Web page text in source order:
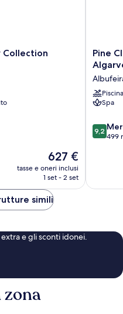
Collection
Il
prezzo
attuale
627 €
627 €
tasse e oneri inclusi
1 set - 2 set
Pine
Cliffs
Hotel,
a
Luxury
Algarve
Pine
Piscina
Spa
9.2
su
9,2
499
simili
e gli sconti idonei.